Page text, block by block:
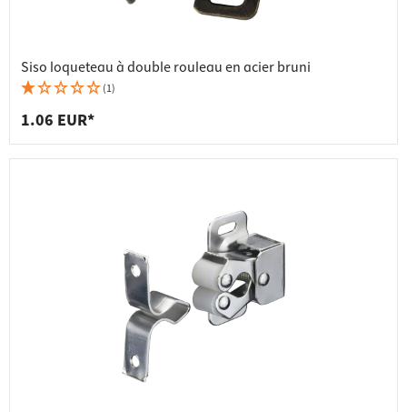
Siso loqueteau à double rouleau en acier bruni
(1)
1.06 EUR*